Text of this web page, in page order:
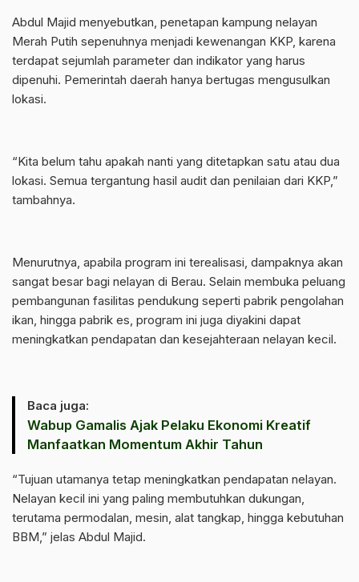
Abdul Majid menyebutkan, penetapan kampung nelayan
Merah Putih sepenuhnya menjadi kewenangan KKP, karena
terdapat sejumlah parameter dan indikator yang harus
dipenuhi. Pemerintah daerah hanya bertugas mengusulkan
lokasi.
“Kita belum tahu apakah nanti yang ditetapkan satu atau dua
lokasi. Semua tergantung hasil audit dan penilaian dari KKP,”
tambahnya.
Menurutnya, apabila program ini terealisasi, dampaknya akan
sangat besar bagi nelayan di Berau. Selain membuka peluang
pembangunan fasilitas pendukung seperti pabrik pengolahan
ikan, hingga pabrik es, program ini juga diyakini dapat
meningkatkan pendapatan dan kesejahteraan nelayan kecil.
Baca juga:
Wabup Gamalis Ajak Pelaku Ekonomi Kreatif
Manfaatkan Momentum Akhir Tahun
“Tujuan utamanya tetap meningkatkan pendapatan nelayan.
Nelayan kecil ini yang paling membutuhkan dukungan,
terutama permodalan, mesin, alat tangkap, hingga kebutuhan
BBM,” jelas Abdul Majid.